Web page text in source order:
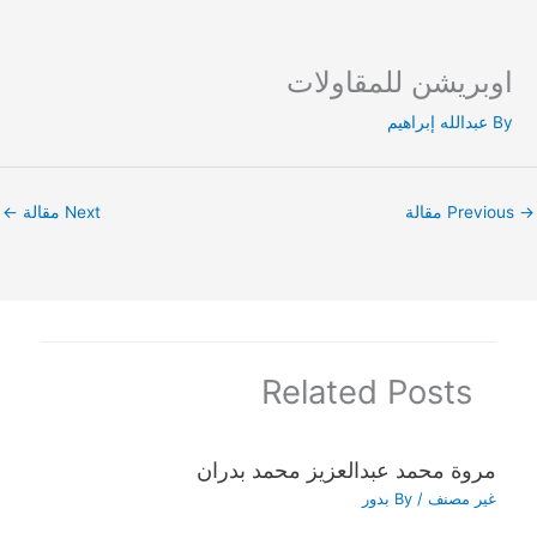
content
اوبريشن للمقاولات
By عبدالله إبراهيم
→ Next مقالة ←
Related Posts
مروة محمد عبدالعزيز محمد بدران
غير مصنف / By بدور